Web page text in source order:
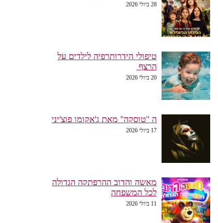
28 ביולי 2026
טיפולי הידרותרפיה לילדים על
הרצף
20 ביולי 2026
ה "טוסקה" מאת ג'אקומו פוצ'יני
17 ביולי 2026
מאשה והדוב ההרפתקה הגדולה
לכל המשפחה
11 ביולי 2026